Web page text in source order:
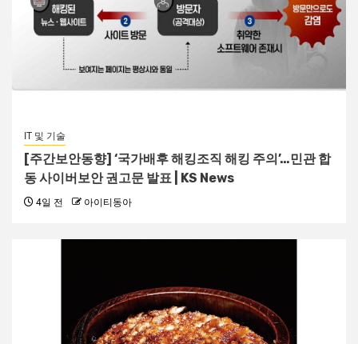
IT 및 기술
[주간보안동향] ‘국가배후 해킹조직 해킹 주의’…민관 합
동 사이버보안 권고문 발표 | KS News
4일 전 아이티동아